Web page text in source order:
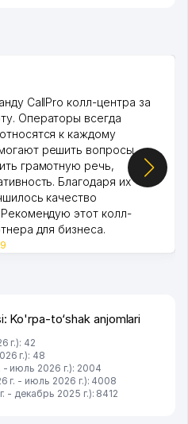
CallPro колл-центра за
Операторы всегда
к каждому
решить вопросы.
грамотную речь,
Благодаря их
качество
этот колл-
для бизнеса.
Ko'rpa-to‘shak anjomlari
г.): 42
г.): 48
июль 2026 г.): 2004
г. - июль 2026 г.): 4008
- декабрь 2025 г.): 8412